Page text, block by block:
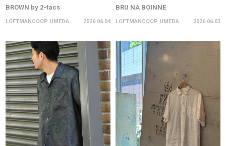
BROWN by 2-tacs
LOFTMANCOOP UMEDA 2026.06.04
BRU NA BOINNE
LOFTMANCOOP UMEDA 2026.06.03